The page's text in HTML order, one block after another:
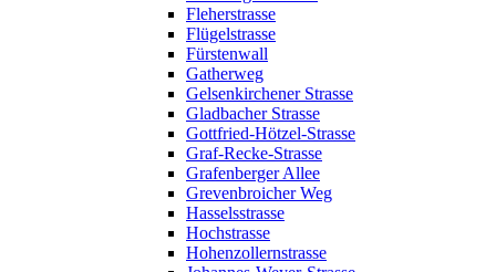
Fleherstrasse
Flügelstrasse
Fürstenwall
Gatherweg
Gelsenkirchener Strasse
Gladbacher Strasse
Gottfried-Hötzel-Strasse
Graf-Recke-Strasse
Grafenberger Allee
Grevenbroicher Weg
Hasselsstrasse
Hochstrasse
Hohenzollernstrasse